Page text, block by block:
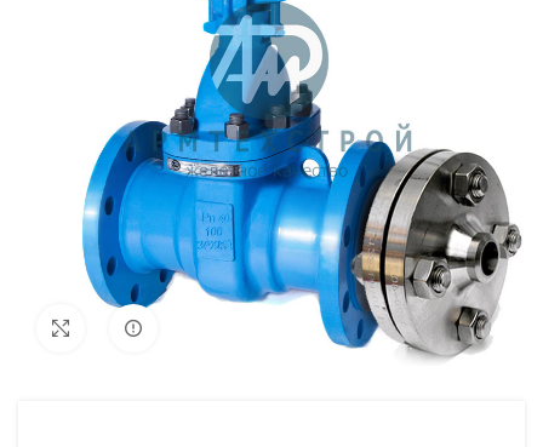
УвеличитьВнешний вид изделия может отличаться
от фото представленных на странице!